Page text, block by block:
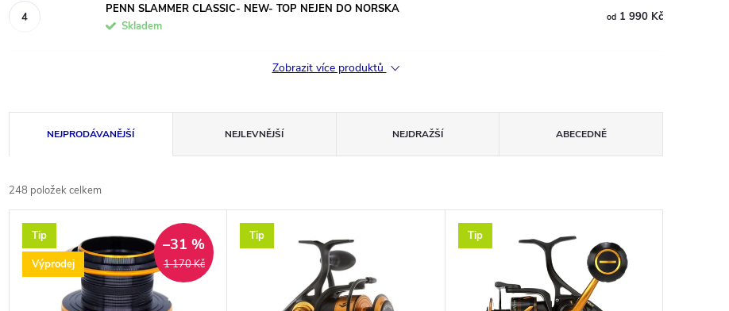
PENN SLAMMER CLASSIC- NEW- TOP NEJEN DO NORSKA
Skladem
od 1 990 Kč
Zobrazit více produktů
a
z
e
n
NEJPRODÁVANĚJŠÍ NEJLEVNĚJŠÍ NEJDRAŽŠÍ ABECEDNĚ
248 položek celkem
V
ý
Tip
Výprodej
1 170 Kč
–31 % Tip Tip